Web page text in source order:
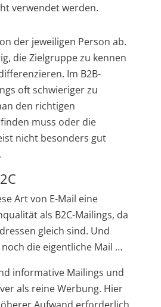
verwendet werden.
der jeweiligen Person ab.
die Zielgruppe zu kennen
Im B2B-
oft schwieriger zu
den richtigen
muss oder die
nicht besonders gut
Art von E-Mail eine
als B2C-Mailings, da
gleich sind. Und
die eigentliche Mail …
informative Mailings und
als reine Werbung. Hier